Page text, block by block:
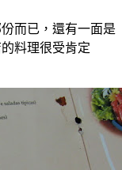
而已，還有一面是
料理很受肯定